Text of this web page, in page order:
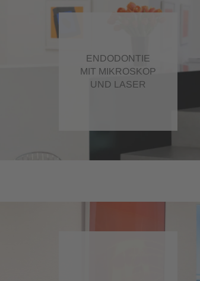
ENDODONTIE
MIT MIKROSKOP
UND LASER